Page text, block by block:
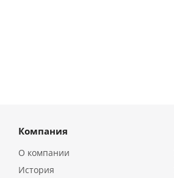
Компания
О компании
История